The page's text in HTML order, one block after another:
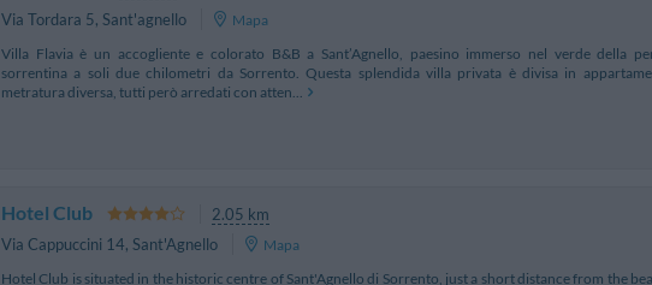
Via Tordara 5, Sant'agnello
Mapa
Villa Flavia è un accogliente e colorato B&B a Sant’Agnello, paesino immerso nel verde della
sorrentina a soli due chilometri da Sorrento. Questa splendida villa privata è divisa in
metratura diversa, tutti però arredati con atten...
Hotel Club
2.05 km
Via Cappuccini 14, Sant'Agnello
Mapa
Hotel Club is situated in the historic centre of Sant'Agnello di Sorrento, just a short distance from the